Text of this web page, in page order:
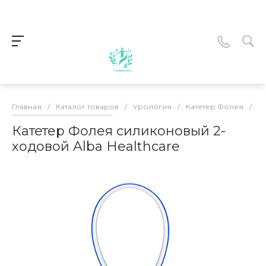
Главная / Каталог товаров / Урология / Катетер Фолея /
Катетер Фолея силиконовый 2-
ходовой Alba Healthcare